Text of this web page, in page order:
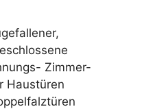
Zimmer-
Haustüren